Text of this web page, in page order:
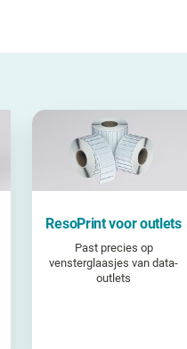
ResoPrint voor outlets
Past precies op
vensterglaasjes van data-
outlets